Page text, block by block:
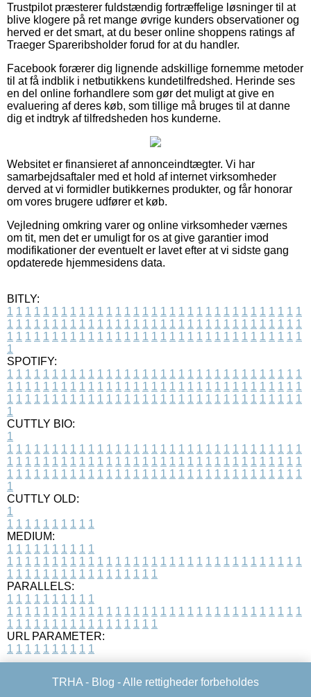
Trustpilot præsterer fuldstændig fortræffelige løsninger til at
blive klogere på ret mange øvrige kunders observationer og
herved er det smart, at du beser online shoppens ratings af
Traeger Spareribsholder forud for at du handler.
Facebook forærer dig lignende adskillige fornemme metoder
til at få indblik i netbutikkens kundetilfredshed. Herinde ses
en del online forhandlere som gør det muligt at give en
evaluering af deres køb, som tillige må bruges til at danne
dig et indtryk af tilfredsheden hos kunderne.
Websitet er finansieret af annonceindtægter. Vi har
samarbejdsaftaler med et hold af internet virksomheder
derved at vi formidler butikkernes produkter, og får honorar
om vores brugere udfører et køb.
Vejledning omkring varer og online virksomheder værnes
om tit, men det er umuligt for os at give garantier imod
modifikationer der eventuelt er lavet efter at vi sidste gang
opdaterede hjemmesidens data.
BITLY:
1 1 1 1 1 1 1 1 1 1 1 1 1 1 1 1 1 1 1 1 1 1 1 1 1 1 1 1 1 1 1 1 1
1 1 1 1 1 1 1 1 1 1 1 1 1 1 1 1 1 1 1 1 1 1 1 1 1 1 1 1 1 1 1 1 1
1 1 1 1 1 1 1 1 1 1 1 1 1 1 1 1 1 1 1 1 1 1 1 1 1 1 1 1 1 1 1 1 1
1
SPOTIFY:
1 1 1 1 1 1 1 1 1 1 1 1 1 1 1 1 1 1 1 1 1 1 1 1 1 1 1 1 1 1 1 1 1
1 1 1 1 1 1 1 1 1 1 1 1 1 1 1 1 1 1 1 1 1 1 1 1 1 1 1 1 1 1 1 1 1
1 1 1 1 1 1 1 1 1 1 1 1 1 1 1 1 1 1 1 1 1 1 1 1 1 1 1 1 1 1 1 1 1
1
CUTTLY BIO:
1
1 1 1 1 1 1 1 1 1 1 1 1 1 1 1 1 1 1 1 1 1 1 1 1 1 1 1 1 1 1 1 1 1
1 1 1 1 1 1 1 1 1 1 1 1 1 1 1 1 1 1 1 1 1 1 1 1 1 1 1 1 1 1 1 1 1
1 1 1 1 1 1 1 1 1 1 1 1 1 1 1 1 1 1 1 1 1 1 1 1 1 1 1 1 1 1 1 1 1
1
CUTTLY OLD:
1
1 1 1 1 1 1 1 1 1 1
MEDIUM:
1 1 1 1 1 1 1 1 1 1
1 1 1 1 1 1 1 1 1 1 1 1 1 1 1 1 1 1 1 1 1 1 1 1 1 1 1 1 1 1 1 1 1
1 1 1 1 1 1 1 1 1 1 1 1 1 1 1 1 1
PARALLELS:
1 1 1 1 1 1 1 1 1 1
1 1 1 1 1 1 1 1 1 1 1 1 1 1 1 1 1 1 1 1 1 1 1 1 1 1 1 1 1 1 1 1 1
1 1 1 1 1 1 1 1 1 1 1 1 1 1 1 1 1
URL PARAMETER:
1 1 1 1 1 1 1 1 1 1
TRHA - Blog - Alle rettigheder forbeholdes